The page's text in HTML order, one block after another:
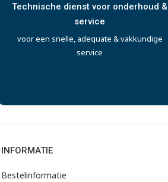
Technische dienst voor onderhoud &
service
voor een snelle, adequate & vakkundige
service
INFORMATIE
Bestelinformatie